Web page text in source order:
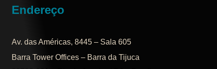
Endereço
Av. das Américas, 8445 – Sala 605
Barra Tower Offices – Barra da Tijuca